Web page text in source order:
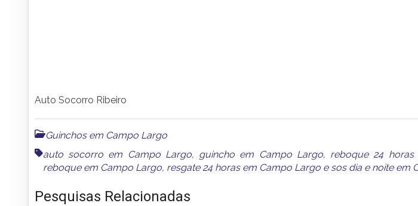
Auto Socorro Ribeiro
Guinchos em Campo Largo
auto socorro em Campo Largo, guincho em Campo Largo, reboque 24
reboque em Campo Largo, resgate 24 horas em Campo Largo e sos dia e noite em
Pesquisas Relacionadas